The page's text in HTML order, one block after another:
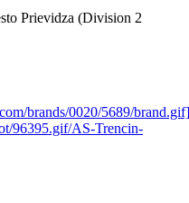
Prievidza (Division 2
brands/0020/5689/
96395.gif/AS-Trencin-